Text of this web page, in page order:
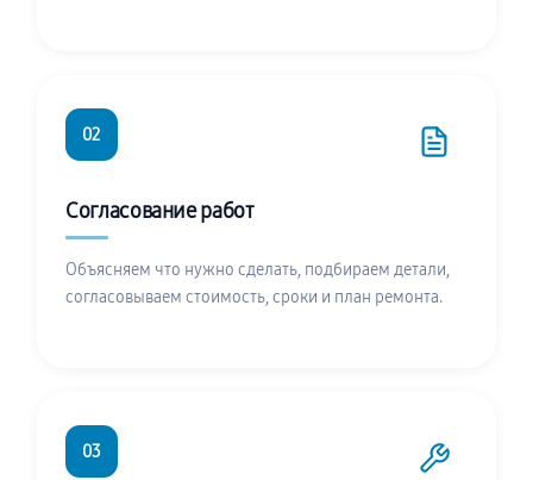
02
Согласование работ
Объясняем что нужно сделать, подбираем детали,
согласовываем стоимость, сроки и план ремонта.
03